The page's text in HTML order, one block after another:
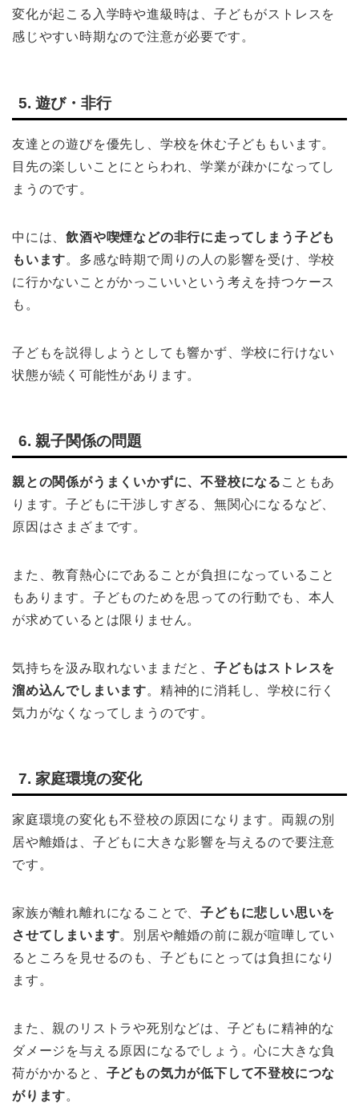
変化が起こる入学時や進級時は、子どもがストレスを
感じやすい時期なので注意が必要です。
5. 遊び・非行
友達との遊びを優先し、学校を休む子どももいます。
目先の楽しいことにとらわれ、学業が疎かになってし
まうのです。
中には、飲酒や喫煙などの非行に走ってしまう子ども
もいます。多感な時期で周りの人の影響を受け、学校
に行かないことがかっこいいという考えを持つケース
も。
子どもを説得しようとしても響かず、学校に行けない
状態が続く可能性があります。
6. 親子関係の問題
親との関係がうまくいかずに、不登校になる こともあ
ります。子どもに干渉しすぎる、無関心になるなど、
原因はさまざまです。
また、教育熱心にであることが負担になっていること
もあります。子どものためを思っての行動でも、本人
が求めているとは限りません。
気持ちを汲み取れないままだと、 子どもはストレスを
溜め込んでしまいます。精神的に消耗し、学校に行く
気力がなくなってしまうのです。
7. 家庭環境の変化
家庭環境の変化も不登校の原因になります。両親の別
居や離婚は、子どもに大きな影響を与えるので要注意
です。
家族が離れ離れになることで、子どもに悲しい思いを
させてしまいます。別居や離婚の前に親が喧嘩してい
るところを見せるのも、子どもにとっては負担になり
ます。
また、親のリストラや死別などは、子どもに精神的な
ダメージを与える原因になるでしょう。心に大きな負
荷がかかると、 子どもの気力が低下して不登校につな
がります。